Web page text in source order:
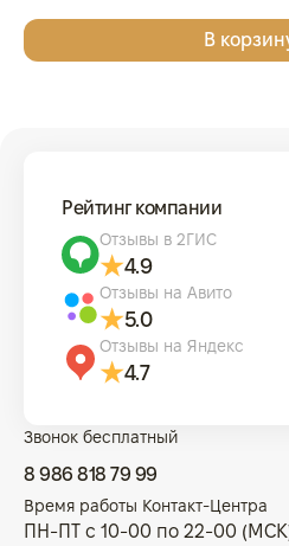
Гог", 2025г., Серебро, 62,2 гр.,
В
Рейтинг компании
Отзывы в 2ГИС
4.9
Отзывы на Авито
5.0
Отзывы на Яндекс
4.7
Звонок бесплатный
8 986 818 79 99
Время работы Контакт-Центра
ПН-ПТ с 10-00 по 22-00